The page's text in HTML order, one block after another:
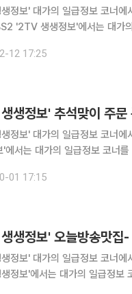
정보' 대가의 일급정보 코너에
'2TV 생생정보'에서는
터 녹두 굴 빈대떡, 고추 굴 파전
12 17:25
생정보' 추석맞이 주
보' 대가의 일급정보 코너에서 떡 맛집 '
에서는 대가의 일급정보 코너를 통
, 시루떡, 가래떡, 증편, 흑
01 17:15
보' 대가의 일급정보 코너에서 초밥
정보'에서는 대가의 일급정보 코